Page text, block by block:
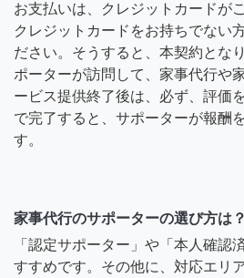
お支払いは、クレジットカードが
クレジットカードをお持ちでない
ださい。そうすると、本契約とな
ポーターが訪問して、家事代行や
ービス提供終了後は、必ず、評価
で完了すると、サポーターが報酬
す。
家事代行のサポーターの選び方は？
「認定サポーター」や「本人確認
すすめです。その他に、対応エリ